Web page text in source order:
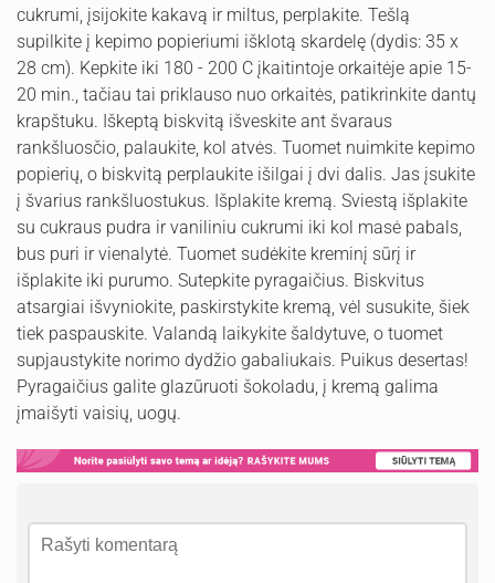
cukrumi, įsijokite kakavą ir miltus, perplakite. Tešlą
supilkite į kepimo popieriumi išklotą skardelę (dydis: 35 x
28 cm). Kepkite iki 180 - 200 C įkaitintoje orkaitėje apie 15-
20 min., tačiau tai priklauso nuo orkaitės, patikrinkite dantų
krapštuku. Iškeptą biskvitą išveskite ant švaraus
rankšluosčio, palaukite, kol atvės. Tuomet nuimkite kepimo
popierių, o biskvitą perplaukite išilgai į dvi dalis. Jas įsukite
į švarius rankšluostukus. Išplakite kremą. Sviestą išplakite
su cukraus pudra ir vaniliniu cukrumi iki kol masė pabals,
bus puri ir vienalytė. Tuomet sudėkite kreminį sūrį ir
išplakite iki purumo. Sutepkite pyragaičius. Biskvitus
atsargiai išvyniokite, paskirstykite kremą, vėl susukite, šiek
tiek paspauskite. Valandą laikykite šaldytuve, o tuomet
supjaustykite norimo dydžio gabaliukais. Puikus desertas!
Pyragaičius galite glazūruoti šokoladu, į kremą galima
įmaišyti vaisių, uogų.